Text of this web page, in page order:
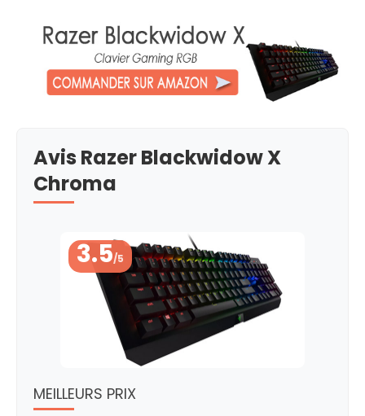
Avis Razer Blackwidow X
Chroma
3.5/5
MEILLEURS PRIX